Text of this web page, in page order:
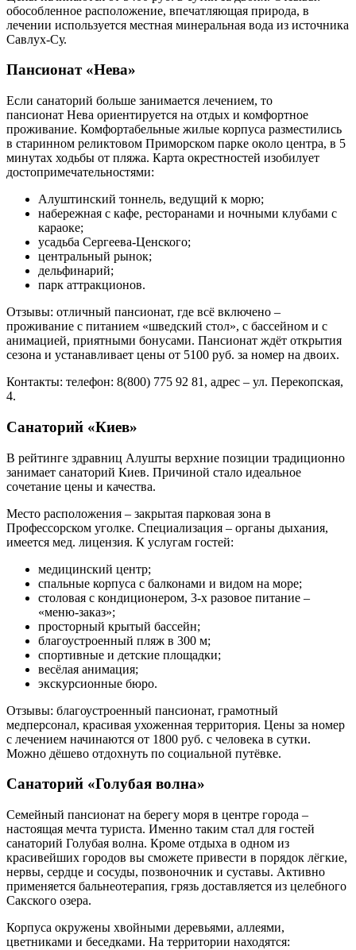
обособленное расположение, впечатляющая природа, в
лечении используется местная минеральная вода из источника
Савлух-Су.
Пансионат «Нева»
Если санаторий больше занимается лечением, то
пансионат Нева ориентируется на отдых и комфортное
проживание. Комфортабельные жилые корпуса разместились
в старинном реликтовом Приморском парке около центра, в 5
минутах ходьбы от пляжа. Карта окрестностей изобилует
достопримечательностями:
Алуштинский тоннель, ведущий к морю;
набережная с кафе, ресторанами и ночными клубами с
караоке;
усадьба Сергеева-Ценского;
центральный рынок;
дельфинарий;
парк аттракционов.
Отзывы: отличный пансионат, где всё включено –
проживание с питанием «шведский стол», с бассейном и с
анимацией, приятными бонусами. Пансионат ждёт открытия
сезона и устанавливает цены от 5100 руб. за номер на двоих.
Контакты: телефон: 8(800) 775 92 81, адрес – ул. Перекопская,
4.
Санаторий «Киев»
В рейтинге здравниц Алушты верхние позиции традиционно
занимает санаторий Киев. Причиной стало идеальное
сочетание цены и качества.
Место расположения – закрытая парковая зона в
Профессорском уголке. Специализация – органы дыхания,
имеется мед. лицензия. К услугам гостей:
медицинский центр;
спальные корпуса с балконами и видом на море;
столовая с кондиционером, 3-х разовое питание –
«меню-заказ»;
просторный крытый бассейн;
благоустроенный пляж в 300 м;
спортивные и детские площадки;
весёлая анимация;
экскурсионные бюро.
Отзывы: благоустроенный пансионат, грамотный
медперсонал, красивая ухоженная территория. Цены за номер
с лечением начинаются от 1800 руб. с человека в сутки.
Можно дёшево отдохнуть по социальной путёвке.
Санаторий «Голубая волна»
Семейный пансионат на берегу моря в центре города –
настоящая мечта туриста. Именно таким стал для гостей
санаторий Голубая волна. Кроме отдыха в одном из
красивейших городов вы сможете привести в порядок лёгкие,
нервы, сердце и сосуды, позвоночник и суставы. Активно
применяется бальнеотерапия, грязь доставляется из целебного
Сакского озера.
Корпуса окружены хвойными деревьями, аллеями,
цветниками и беседками. На территории находятся: